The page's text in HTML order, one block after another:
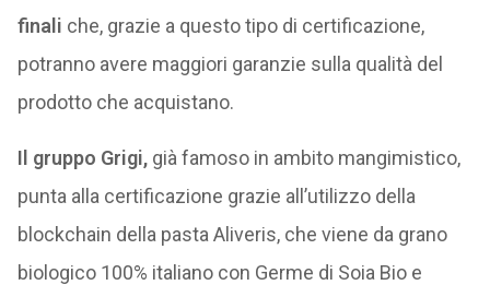
finali che, grazie a questo tipo di certificazione,
potranno avere maggiori garanzie sulla qualità del
prodotto che acquistano.
Il gruppo Grigi,già famoso in ambito mangimistico,
punta alla certificazione grazie all’utilizzo della
blockchain della pasta Aliveris, che viene da grano
biologico 100% italiano con Germe di Soia Bio e